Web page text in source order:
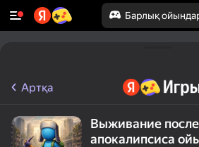
Барлық
Артқа
Выживание после
апокалипсиса